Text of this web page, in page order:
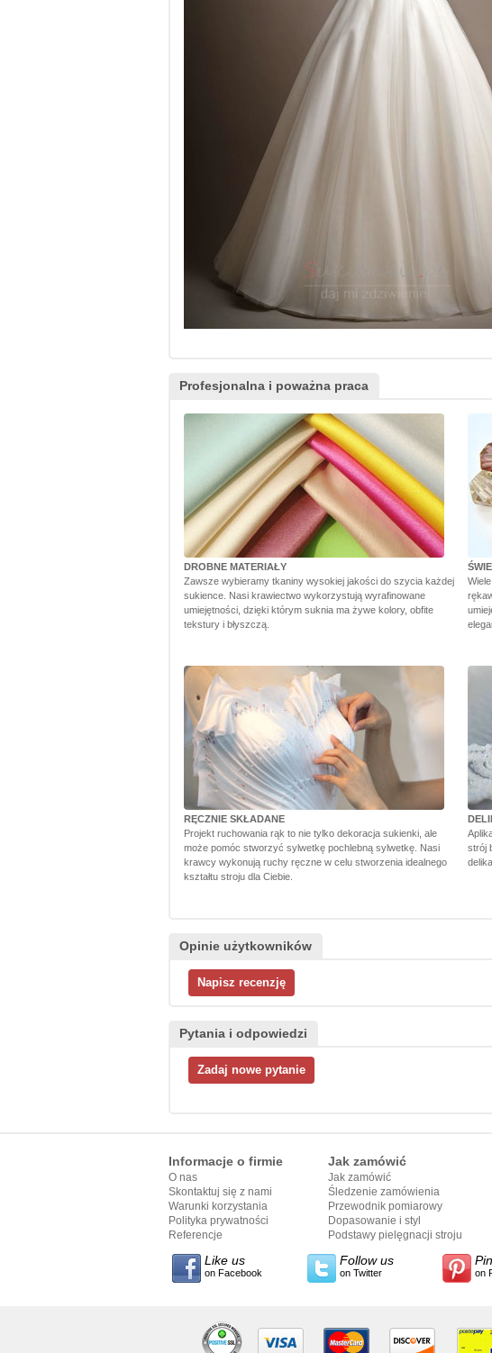
Profesjonalna i poważna praca
DROBNE MATERIAŁY
Zawsze wybieramy tkaniny wysokiej jakości do szycia każdej
sukience. Nasi krawiectwo wykorzystują wyrafinowane
umiejętności, dzięki którym suknia ma żywe kolory, obfite
tekstury i błyszczą.
RĘCZNIE SKŁADANE
Projekt ruchowania rąk to nie tylko dekoracja sukienki, ale
może pomóc stworzyć sylwetkę pochlebną sylwetkę. Nasi
krawcy wykonują ruchy ręczne w celu stworzenia idealnego
kształtu stroju dla Ciebie.
strój
Opinie użytkowników
Pytania i odpowiedzi
Informacje o firmie
O nas
Skontaktuj się z nami
Warunki korzystania
Polityka prywatności
Referencje
Jak zamówić
Jak zamówić
Śledzenie zamówienia
Przewodnik pomiarowy
Dopasowanie i styl
przewodnika
Podstawy pielęgnacji stroju
Like us
on Facebook
Follow us
on Twitter on